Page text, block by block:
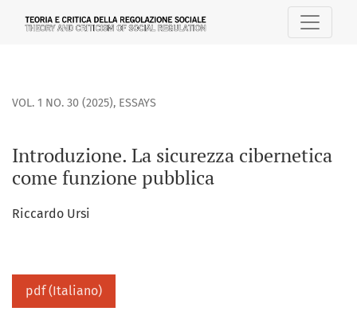
Introduzione. La sicurezza cibernetica come funzione
VOL. 1 NO. 30 (2025), ESSAYS
Introduzione. La sicurezza cibernetica
come funzione pubblica
Riccardo Ursi
pdf (Italiano)